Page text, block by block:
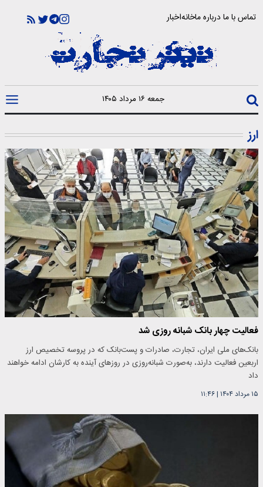
تماس با مادرباره ماخانهاخبار
جمعه ۱۶ مرداد ۱۴۰۵
ارز
فعالیت چهار بانک شبانه روزی شد
بانک‌های ملی ایران، تجارت، صادرات و پست‌بانک که در پروسه تخصیص ارز
اربعین فعالیت دارند، به‌صورت شبانه‌روزی در روز‌های آینده به کارشان ادامه خواهند
داد
۱۵ مرداد ۱۴۰۴ |۱۱:۴۶